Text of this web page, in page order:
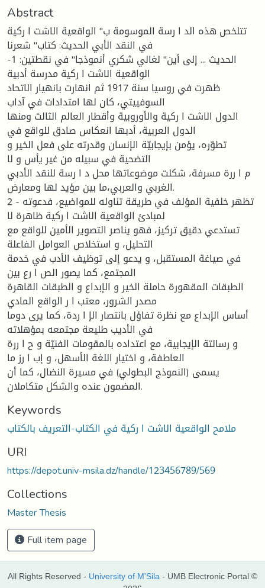
Abstract
تتلخص هذه الد ا رسة الموسومة ب" الواقعیة الاشت ا ركیة
في النقد الأبي الحدیث: كتاب" شعرنا
الحدیث ... إلى أین" لغالي شكري أنموذجا" في نقطتین: 1-
الواقعیة الاشت ا ركیة مدرسة أدبیة
ظهرت في روسیا سنة 1917 ثم انهارت بانهیار الاتحاد
السوفییتي، كان لها امتدادات في آداب
الدول الاشت ا ركیة والأوروبیة وأقطار العالم الثالث ومنها
الدول العربیة، أدبها انعكاس صادق للواقع في
تطوّره، یؤمن بإیجابیّة الإنسان وقدرته على فعل الخیر و
التضحیة في سبیله من غیر یأس و لا
م ا ررة مسرفة، شكلت موضوعاتها محل د ا رسة للنقد الأدبي
الغربي والعربي،ما بین مؤید لها ومعارض.
2 - تظهر خلفیة المؤلف في طریقة تناوله للمواضیع، فدعوته
لمبادئ الواقعیة الاشت ا ركیة ظاهرة لا
تستدعي دقیق تركیز، فهو یناصر التصویر الأمین للواقع مع
التحلیل، و استخلاص العوامل الفاعلة
في صیاغة المستقبل، و یدعو إلى توظیف الأدب في خدمة
المجتمع، كما یصور الص ا رع بین
الطبقات المقهورة حاملة الخیر و الإبداع و الطبقات القاهرة
مصدر الشرور، معتب ا ر الواقع المادي
أساس الإبداع مع نظرة تفاؤل بانتصار الإ ا ردة، كما یرى دوما
في الأدیب طلیعة مجتمعه بمؤهلاته
و رسالتة الإیجابیة، مع اعتداده بالمقومات الفنیّة و ح ا ررة
العاطفة، و اختیار اللغة الأسهل، و إب ا رز ما
یسمى (النموذج البطولي) في مسیرة النضال، كما أن
المضمون عنده والشكل متكاملان.
Keywords
ملامح الواقعیة الاشت ا ركیة في الكتاب-التعریف بالكتاب
URI
https://depot.univ-msila.dz/handle/123456789/569
Collections
Master Thesis
Full item page
All Rights Reserved - University of M'Sila - UMB Electronic Portal ©